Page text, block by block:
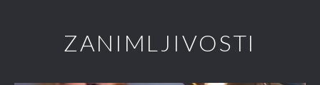
ZANIMLJIVOSTI